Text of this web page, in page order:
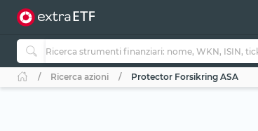
Ricerca azioni Protector Forsikring ASA